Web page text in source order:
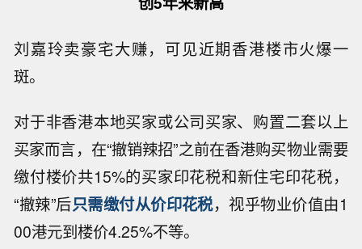
刘嘉玲卖豪宅大赚，可见近期香港楼市火爆一
斑。
对于非香港本地买家或公司买家、购置二套以上
买家而言，在“撤销辣招”之前在香港购买物业需要
缴付楼价共15%的买家印花税和新住宅印花税，
“撤辣”后只需缴付从价印花税，视乎物业价值由1
00港元到楼价4.25%不等。